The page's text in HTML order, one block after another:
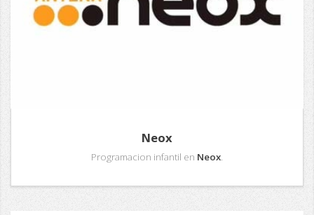
Neox
Programacion infantil en Neox.